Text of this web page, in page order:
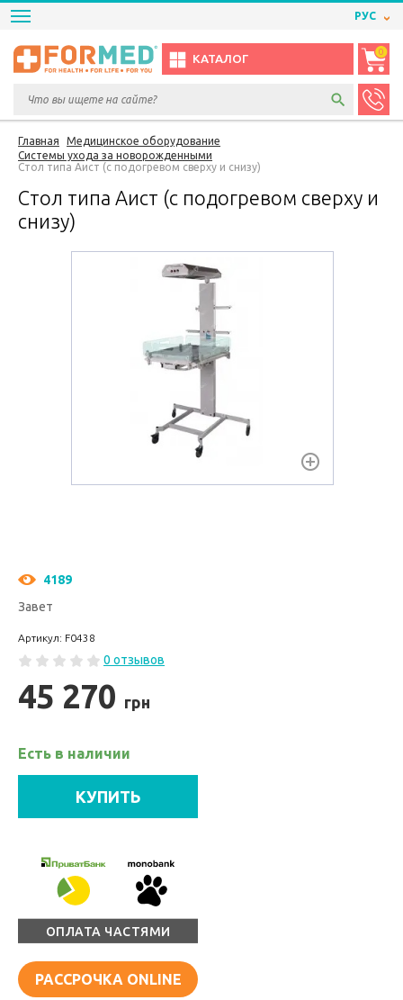
РУС
КАТАЛОГ
0
Главная
Медицинское оборудование
Системы ухода за новорожденными
Стол типа Аист (с подогревом сверху и снизу)
Стол типа Аист (с подогревом сверху и
снизу)
4189
Завет
Артикул: F0438
0 отзывов
45 270 грн
Есть в наличии
КУПИТЬ
ОПЛАТА ЧАСТЯМИ
РАССРОЧКА ONLINE